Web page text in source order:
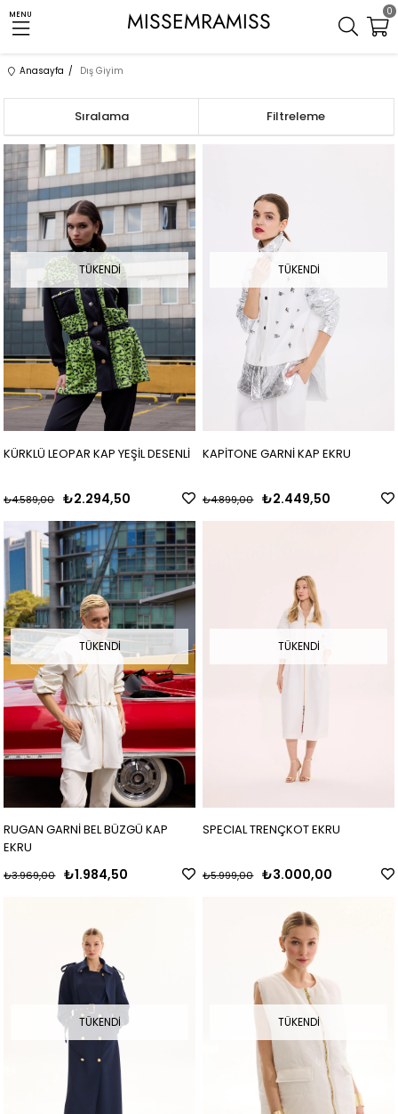
MENU MISSEMRAMISS 0
Anasayfa Dış Giyim
Filtreleme
Sıralama
TÜKENDI
KÜRKLÜ LEOPAR KAP YEŞİL DESENLİ
₺2.294,50
₺4.589,00
TÜKENDI
KAPİTONE GARNİ KAP EKRU
₺2.449,50
₺4.899,00
TÜKENDI
RUGAN GARNİ BEL BÜZGÜ KAP
EKRU
₺1.984,50
₺3.969,00
TÜKENDI
SPECIAL TRENÇKOT EKRU
₺3.000,00
₺5.999,00
TÜKENDI TÜKENDI